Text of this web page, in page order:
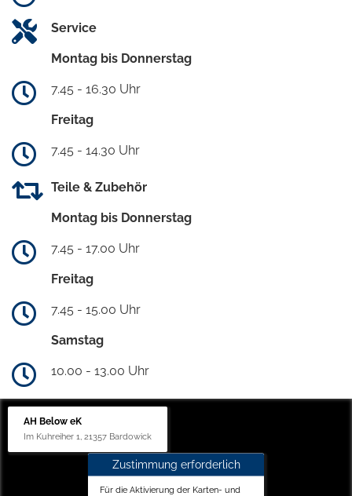
Service
Montag bis Donnerstag
7.45 - 16.30 Uhr
Freitag
7.45 - 14.30 Uhr
Teile & Zubehör
Montag bis Donnerstag
7.45 - 17.00 Uhr
Freitag
7.45 - 15.00 Uhr
Samstag
10.00 - 13.00 Uhr
AH Below eK
Im Kuhreiher 1, 21357 Bardowick
Zustimmung erforderlich
Für die Aktivierung der Karten- und